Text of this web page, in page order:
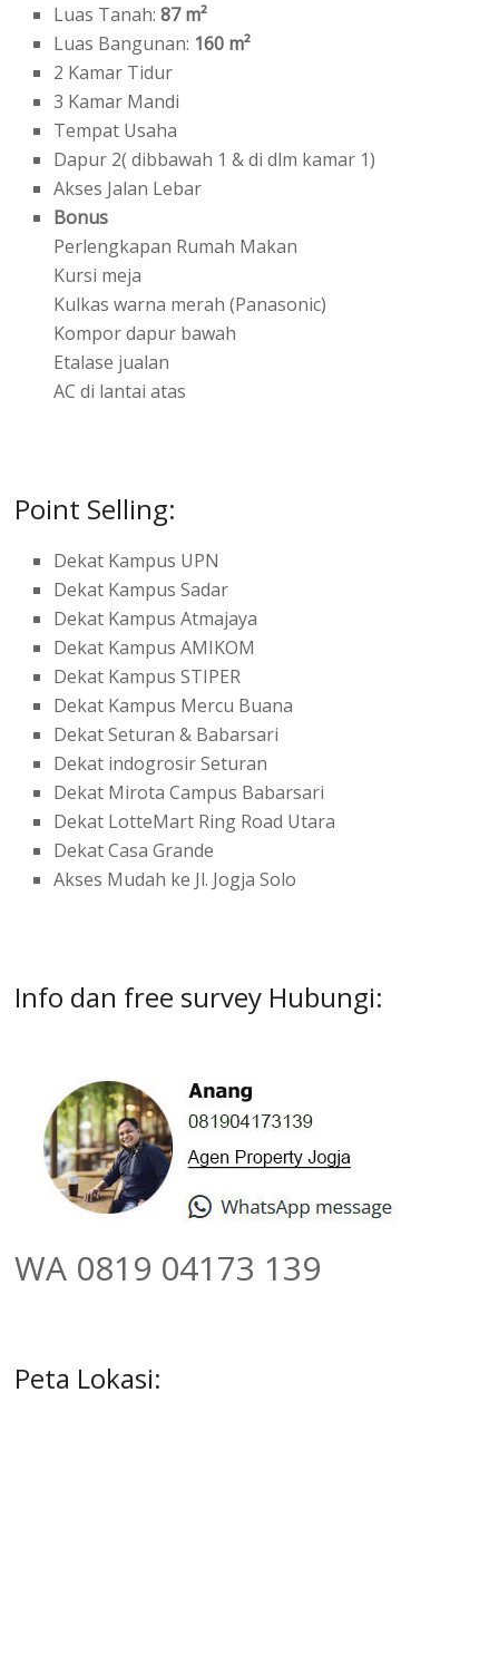
Luas Tanah:87 m²
Luas Bangunan: 160 m²
2 Kamar Tidur
3 Kamar Mandi
Tempat Usaha
Dapur 2( dibbawah 1 & di dlm kamar 1)
Akses Jalan Lebar
Bonus
Perlengkapan Rumah Makan
Kursi meja
Kulkas warna merah (Panasonic)
Kompor dapur bawah
Etalase jualan
AC di lantai atas
Point Selling:
Dekat Kampus UPN
Dekat Kampus Sadar
Dekat Kampus Atmajaya
Dekat Kampus AMIKOM
Dekat Kampus STIPER
Dekat Kampus Mercu Buana
Dekat Seturan & Babarsari
Dekat indogrosir Seturan
Dekat Mirota Campus Babarsari
Dekat LotteMart Ring Road Utara
Dekat Casa Grande
Akses Mudah ke Jl. Jogja Solo
Info dan free survey Hubungi:
WA 0819 04173 139
Peta Lokasi: